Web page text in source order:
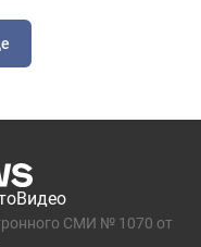
Видео
СМИ № 1070 от